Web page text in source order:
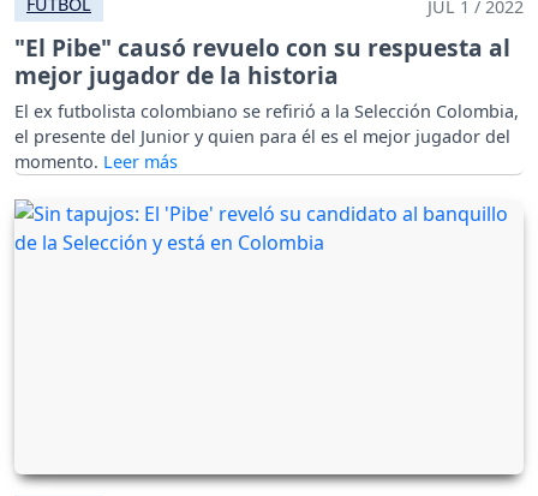
JUL 1 / 2022
"El Pibe" causó revuelo con su respuesta al
mejor jugador de la historia
El ex futbolista colombiano se refirió a la Selección Colombia,
el presente del Junior y quien para él es el mejor jugador del
momento.